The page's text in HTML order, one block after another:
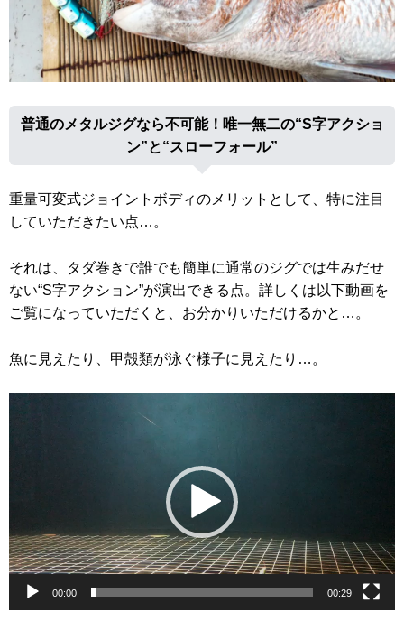
普通のメタルジグなら不可能！唯一無二の“S字アクショ
ン”と“スローフォール”
重量可変式ジョイントボディのメリットとして、特に注目
していただきたい点…。
それは、タダ巻きで誰でも簡単に通常のジグでは生みだせ
ない“S字アクション”が演出できる点。詳しくは以下動画を
ご覧になっていただくと、お分かりいただけるかと…。
魚に見えたり、甲殻類が泳ぐ様子に見えたり…。
ー
00:00 00:29